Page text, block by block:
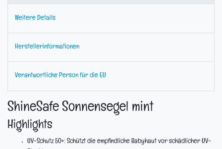
Weitere Details
Herstellerinformationen
Verantwortliche Person für die EU
ShineSafe Sonnensegel mint
Highlights
UV-Schutz 50+: Schützt die empfindliche Babyhaut vor schädlicher UV-